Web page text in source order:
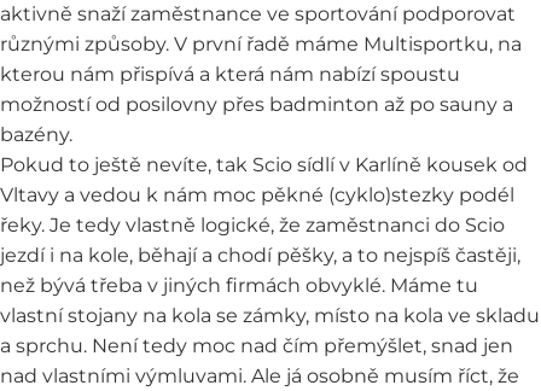
aktivně snaží zaměstnance ve sportování podporovat
různými způsoby. V první řadě máme Multisportku, na
kterou nám přispívá a která nám nabízí spoustu
možností od posilovny přes badminton až po sauny a
bazény.
Pokud to ještě nevíte, tak Scio sídlí v Karlíně kousek od
Vltavy a vedou k nám moc pěkné (cyklo)stezky podél
řeky. Je tedy vlastně logické, že zaměstnanci do Scio
jezdí i na kole, běhají a chodí pěšky, a to nejspíš častěji,
než bývá třeba v jiných firmách obvyklé. Máme tu
vlastní stojany na kola se zámky, místo na kola ve skladu
a sprchu. Není tedy moc nad čím přemýšlet, snad jen
nad vlastními výmluvami. Ale já osobně musím říct, že